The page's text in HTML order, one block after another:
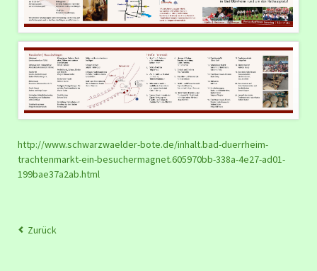
http://www.schwarzwaelder-bote.de/inhalt.bad-duerrheim-
trachtenmarkt-ein-besuchermagnet.605970bb-338a-4e27-ad01-
199bae37a2ab.html
Zurück